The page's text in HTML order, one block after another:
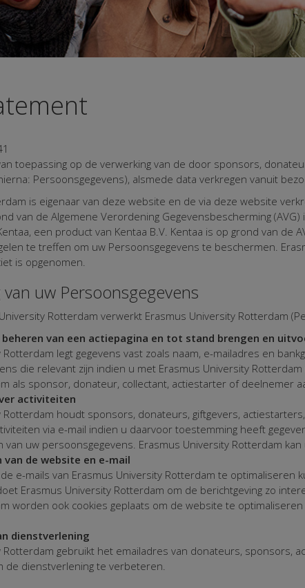
toepassing op de verwerking van de door sponsors,
Persoonsgegevens), alsmede data verkregen vanuit
is eigenaar van deze website en de via deze website
van de Algemene Verordening Gegevensbescherming
een product van Kentaa B.V. Kentaa is op grond van de
te treffen om uw Persoonsgegevens te beschermen.
is opgenomen.
uw Persoonsgegevens
Rotterdam verwerkt Erasmus University Rotterdam
beheren van een actiepagina en tot stand brengen en
Rotterdam legt gegevens vast zoals naam, e-mailadres en
die relevant zijn indien u met Erasmus University
als sponsor, donateur, collectant, actiestarter of deelnemer
activiteiten
Rotterdam houdt sponsors, donateurs, giftgevers,
via e-mail indien u daarvoor toestemming heeft
uw persoonsgegevens. Erasmus University Rotterdam
de website en e-mail
e-mails van Erasmus University Rotterdam te
Erasmus University Rotterdam om de berichtgeving zo
worden ook cookies geplaats om de website te
dienstverlening
Rotterdam gebruikt het emailadres van donateurs, sponsors,
de dienstverlening te verbeteren.